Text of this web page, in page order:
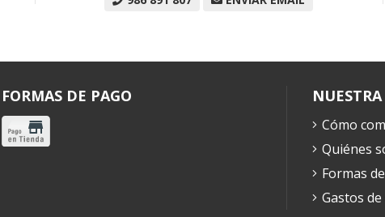
FORMAS DE PAGO
Cómo
Quiénes
Formas
Gastos